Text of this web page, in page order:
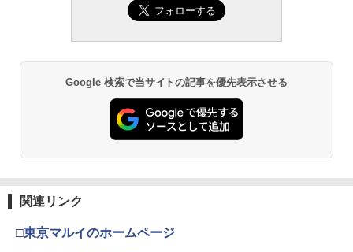
Google 検索で当サイトの記事を優先表示させる
関連リンク
□東京マルイのホームページ